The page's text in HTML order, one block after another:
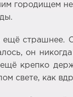
городищем
страшнее.
он
крепко
свете, как